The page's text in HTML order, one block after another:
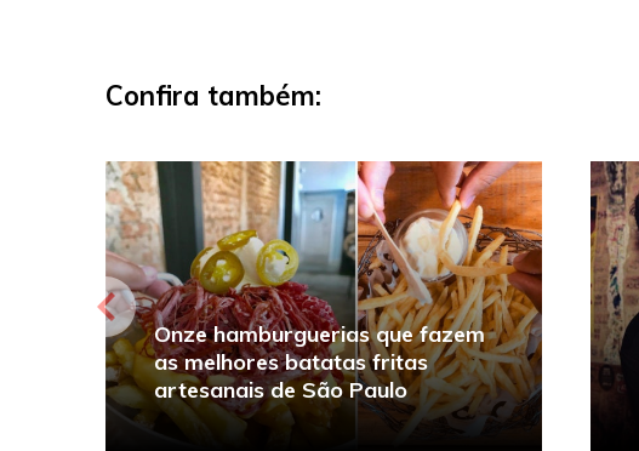
Confira também:
Onze hamburguerias que fazem
as melhores batatas fritas
artesanais de São Paulo